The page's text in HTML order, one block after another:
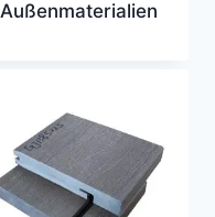
Außenmaterialien